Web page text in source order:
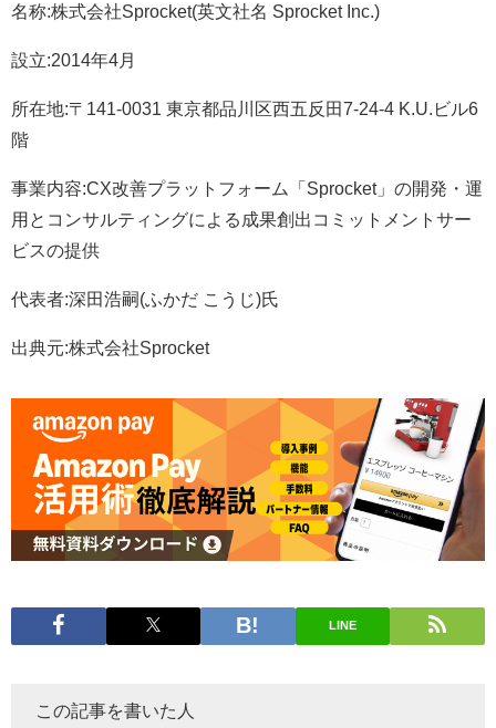
名称:株式会社Sprocket(英文社名 Sprocket Inc.)
設立:2014年4月
所在地:〒141-0031 東京都品川区西五反田7-24-4 K.U.ビル6
階
事業内容:CX改善プラットフォーム「Sprocket」の開発・運
用とコンサルティングによる成果創出コミットメントサー
ビスの提供
代表者:深田浩嗣(ふかだ こうじ)氏
出典元:株式会社Sprocket
LINE
この記事を書いた人